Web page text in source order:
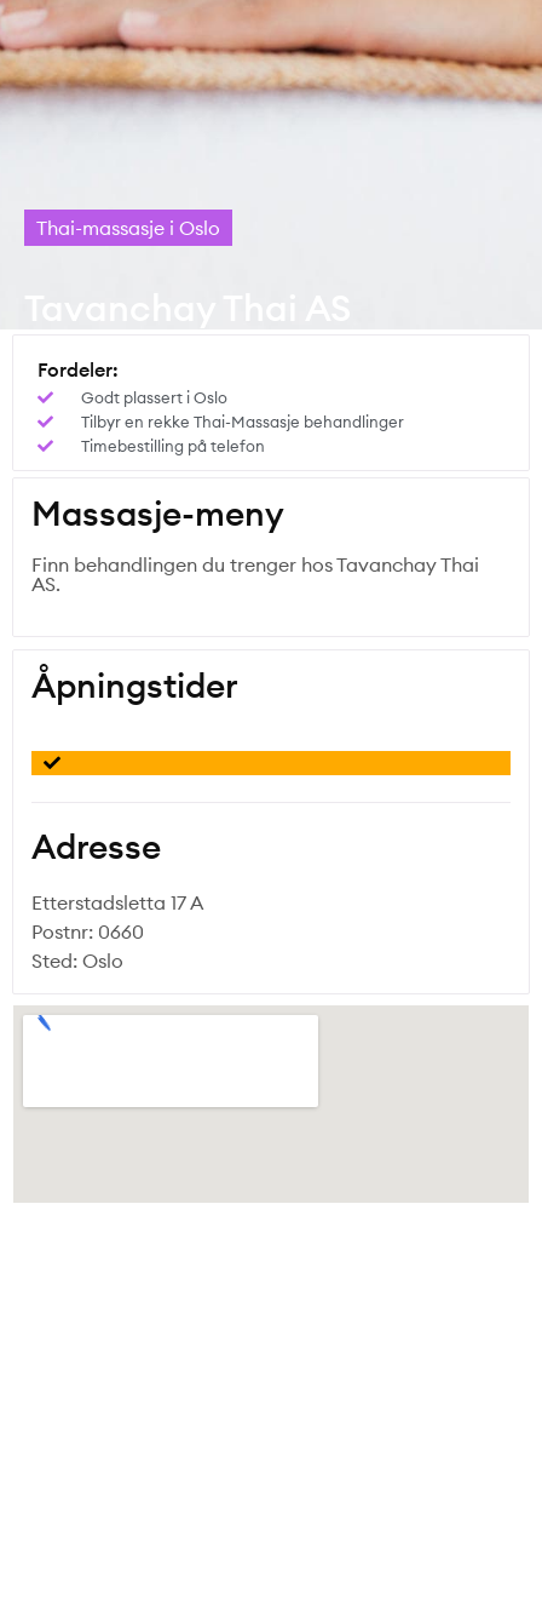
Thai-massasje i Oslo
Fordeler:
Godt plassert i Oslo
Tilbyr en rekke Thai-Massasje behandlinger
Timebestilling på telefon
Massasje-meny
Finn behandlingen du trenger hos Tavanchay Thai
AS.
Åpningstider
Adresse
Etterstadsletta 17 A
Postnr: 0660
Sted: Oslo